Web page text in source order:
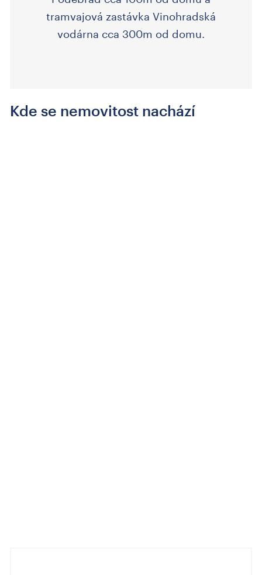
tramvajová zastávka Vinohradská
vodárna cca 300m od domu.
Kde se nemovitost nachází